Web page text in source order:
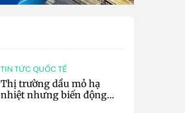
TIN TỨC QUỐC TẾ
Thị trường dầu mỏ hạ
nhiệt nhưng biến động